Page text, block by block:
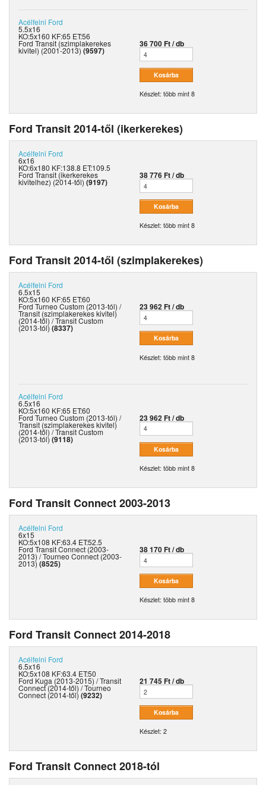
Acélfelni Ford
5.5x16
KO:5x160 KF:65 ET:56
Ford Transit (szimplakerekes
kivitel) (2001-2013) (9597)
36 700 Ft / db
Készlet: több mint 8
Ford Transit 2014-től (ikerkerekes)
Acélfelni Ford
6x16
KO:6x180 KF:138.8 ET:109.5
Ford Transit (ikerkerekes
kivitelhez) (2014-től) (9197)
38 776 Ft / db
Készlet: több mint 8
Ford Transit 2014-től (szimplakerekes)
Acélfelni Ford
6.5x15
KO:5x160 KF:65 ET:60
Ford Turneo Custom (2013-tól) /
Transit (szimplakerekes kivitel)
(2014-től) / Transit Custom
(2013-tól) (8337)
23 962 Ft / db
Készlet: több mint 8
Acélfelni Ford
6.5x16
KO:5x160 KF:65 ET:60
Ford Turneo Custom (2013-tól) /
Transit (szimplakerekes kivitel)
(2014-től) / Transit Custom
(2013-tól) (9118)
23 962 Ft / db
Készlet: több mint 8
Ford Transit Connect 2003-2013
Acélfelni Ford
6x15
KO:5x108 KF:63.4 ET:52.5
Ford Transit Connect (2003-
2013) / Tourneo Connect (2003-
2013) (8525)
38 170 Ft / db
Készlet: több mint 8
Ford Transit Connect 2014-2018
Acélfelni Ford
6.5x16
KO:5x108 KF:63.4 ET:50
Ford Kuga (2013-2015) / Transit
Connect (2014-től) / Tourneo
Connect (2014-től) (9232)
21 745 Ft / db
Készlet: 2
Ford Transit Connect 2018-tól